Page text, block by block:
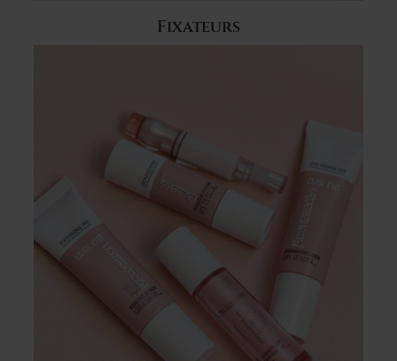
Fixateurs